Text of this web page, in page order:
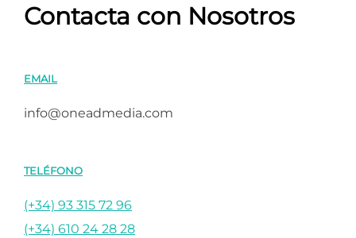
Contacta con Nosotros
EMAIL
info@oneadmedia.com
TELÉFONO
(+34) 93 315 72 96
(+34) 610 24 28 28